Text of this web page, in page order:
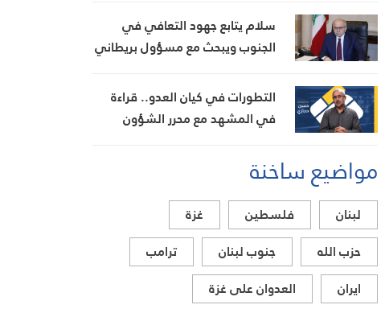
سلام يتابع جهود التعافي في
الجنوب ويبحث مع مسؤول بريطاني
التطورات في كيان العدو.. قراءة
في المشهد مع محرر الشؤون
مواضيع ساخنة
لبنان فلسطين
غزة
حزب الله
جنوب لبنان
ترامب
ايران
العدوان على غزة